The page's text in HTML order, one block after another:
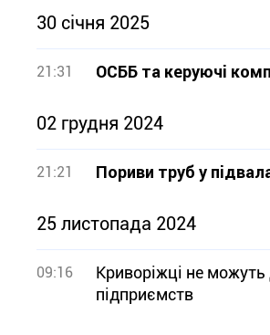
30 січня 2025
21:31 ОСББ та керуючі
02 грудня 2024
21:21 Пориви труб у
25 листопада 2024
09:16
Криворіжці не
підприємств